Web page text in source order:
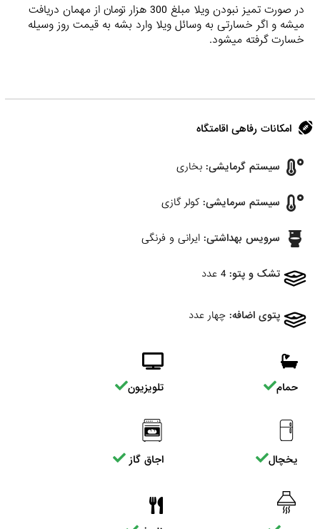
در صورت تمیز نبودن ویلا مبلغ 300 هزار تومان از مهمان دریافت
میشه و اگر خسارتی به وسائل ویلا وارد بشه به قیمت روز وسیله
خسارت گرفته میشود.
امکانات رفاهی اقامتگاه
سیستم گرمایشی: بخاری
سیستم سرمایشی: کولر گازی
سرویس بهداشتی: ایرانی و فرنگی
تشک و پتو: 4 عدد
پتوی اضافه: چهار عدد
حمام تلویزیون
یخچال اجاق گاز